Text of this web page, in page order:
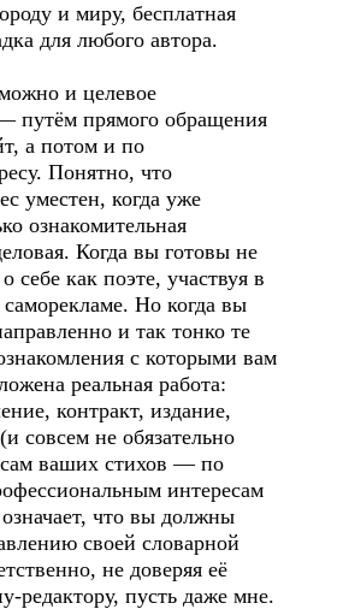
и миру, бесплатная
для любого автора.
и целевое
путём прямого обращения
а потом и по
Понятно, что
уместен, когда уже
ознакомительная
Когда вы готовы не
себе как поэте, участвуя в
Но когда вы
и так тонко те
с которыми вам
реальная работа:
контракт, издание,
совсем не обязательно
ваших стихов — по
интересам
что вы должны
своей словарной
не доверяя её
редактору, пусть даже мне.